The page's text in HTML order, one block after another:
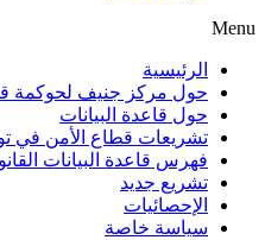
Menu
الرئيسية
حول مركز جنيف لحوكمة
حول قاعدة البيانات
تشريعات قطاع الأمن في تونس:
فهرس قاعدة البيانات
تشريع جديد
الإحصائيات
سياسة خاصة